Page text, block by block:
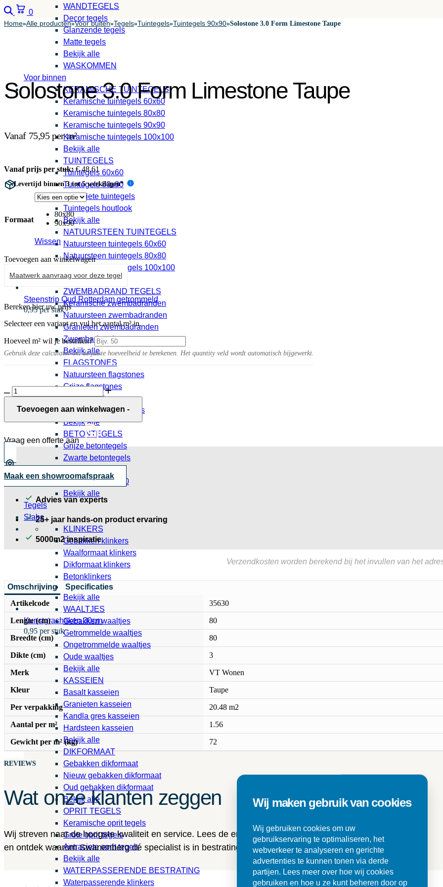
Steenstrip Oud Rotterdam getrommeld
0,95 per stuk
Kunstgrashaken 30cm
0,95 per stuk
WANDTEGELS
Decor tegels
Glanzende tegels
Matte tegels
Bekijk alle
WASKOMMEN
Voor binnen
KERAMISCHE TUINTEGELS
Keramische tuintegels 60x60
Keramische tuintegels 80x80
Keramische tuintegels 90x90
Keramische tuintegels 100x100
Bekijk alle
TUINTEGELS
Tuintegels 60x60
Tuintegels 80x80
Antraciete tuintegels
Tuintegels houtlook
Bekijk alle
NATUURSTEEN TUINTEGELS
Natuursteen tuintegels 60x60
Natuursteen tuintegels 80x80
Natuursteen tuintegels 100x100
Bekijk alle
ZWEMBADRAND TEGELS
Keramische zwembadranden
Natuursteen zwembadranden
Granieten zwembadranden
Zwembadranden
Bekijk alle
FLAGSTONES
Natuursteen flagstones
Grijze flagstones
Beige flagstones
Rood bruine flagstones
Bekijk alle
BETONTEGELS
Grijze betontegels
Zwarte betontegels
Betontegels 30x30
Bekijk alle
Tegels
Slabs
KLINKERS
Gebakken klinkers
Waalformaat klinkers
Dikformaat klinkers
Betonklinkers
Bekijk alle
WAALTJES
Gebakken waaltjes
Getrommelde waaltjes
Ongetrommelde waaltjes
Oude waaltjes
Bekijk alle
KASSEIEN
Basalt kasseien
Granieten kasseien
Kandla gres kasseien
Hardsteen kasseien
Bekijk alle
DIKFORMAAT
Gebakken dikformaat
Nieuw gebakken dikformaat
Oud gebakken dikformaat
Bekijk alle
OPRIT TEGELS
Keramische oprit tegels
Grote oprit tegels
Antraciete oprit tegels
Bekijk alle
WATERPASSERENDE BESTRATING
Waterpasserende klinkers
Zoeken
0 Winkelwagen
Home»Alle producten»Voor buiten»Tegels»Tuintegels»Tuintegels 90x90»Solostone 3.0 Form Limestone Taupe
Solostone 3.0 Form Limestone Taupe
Vanaf 75,95 per m²
Vanaf prijs per stuk: €48,61
Levertijd binnen 3 tot 5 werkdagen* i
Formaat
80x80
90x90
Wissen
Toevoegen aan winkelwagen
Maatwerk aanvraag voor deze tegel
Bereken hier uw prijs
Selecteer een variant en vul het aantal m² in.
Hoeveel m² wil je bestellen?
Gebruik deze calculator om de juiste hoeveelheid te berekenen. Het quantity veld wordt automatisch bijgewerkt.
Solostone
3.0
Form
Toevoegen aan winkelwagen -
Vraag een offerte aan
Maak een showroomafspraak
Advies van experts
25+ jaar hands-on product ervaring
5000m2 inspiratie
Verzendkosten worden berekend bij het invullen van het
Omschrijving
Specificaties
Artikelcode
35630
Lengte (cm) 80
Breedte (cm) 80
Dikte (cm) 3
Merk VT Wonen
Kleur Taupe
Per verpakking 20.48 m2
Aantal per m² 1.56
Gewicht per m² (kg) 72
REVIEWS
Wat onze klanten zeggen
Wij streven naar de hoogste kwaliteit en service. Lees de ervaringen van onze klanten
en ontdek waarom Swanenberg dé specialist is in bestrating en tegels.
Wij maken gebruik van cookies
Wij gebruiken cookies om uw
gebruikservaring te optimaliseren, het
webverkeer te analyseren en gerichte
advertenties te kunnen tonen via derde
partijen. Lees meer over hoe wij cookies
gebruiken en hoe u ze kunt beheren door op